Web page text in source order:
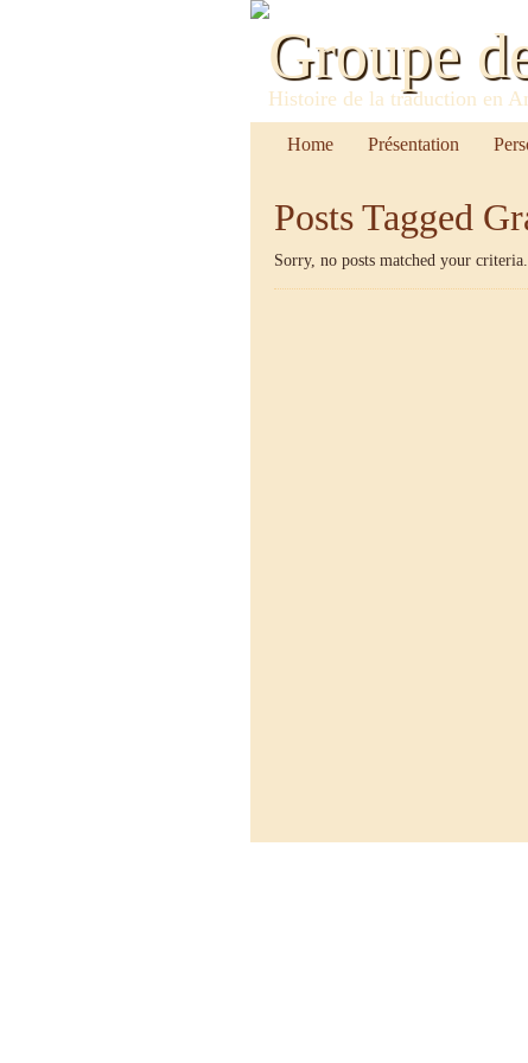
Groupe
Histoire de la traduction en
Home Présentation
Posts Tagged
Sorry, no posts matched your criteria.